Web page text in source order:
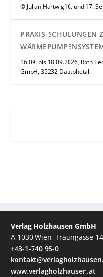
© Julian Hartwig16. und 17.
PRAXIS-SCHULUNGEN
16.09. bis 18.09.2026, Roth
GmbH, 35232 Dautphetal
Verlag Holzhausen GmbH
A-1030 Wien, Traungasse
+43-1-740 95-0
www.verlagholzhausen.at